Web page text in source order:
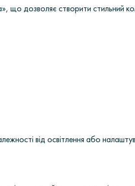
що дозволяє створити
від освітлення або